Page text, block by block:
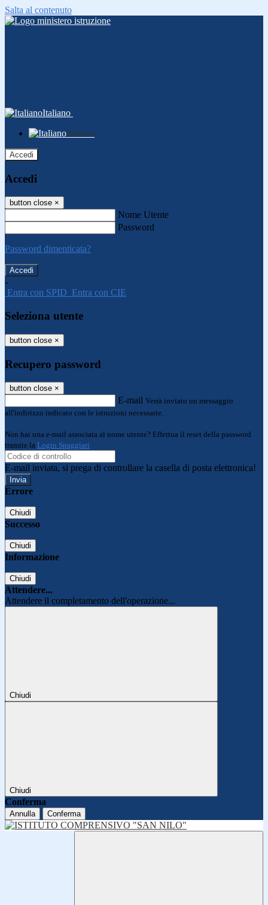
Salta al contenuto
Italiano
Italiano
Accedi
Accedi
button close ×
Nome Utente
Password
Password dimenticata?
-
Entra con SPID Entra con CIE
Seleziona utente
button close ×
Recupero password
button close ×
E-mail Verrà inviato un messaggio
all'indirizzo indicato con le istruzioni necessarie.
Non hai una e-mail associata al nome utente? Effettua il reset della password
tramite la Login Spaggiari
E-mail inviata, si prega di controllare la casella di posta elettronica!
Errore
Chiudi
Successo
Chiudi
Informazione
Chiudi
Attendere...
Attendere il completamento dell'operazione...
Chiudi
Chiudi
Conferma
Annulla Conferma